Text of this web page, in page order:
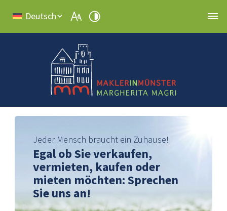
Deutsch
Jeder Mensch braucht ein Zuhause!
Egal ob Sie verkaufen,
vermieten, kaufen oder
mieten möchten: Sprechen
Sie uns an!